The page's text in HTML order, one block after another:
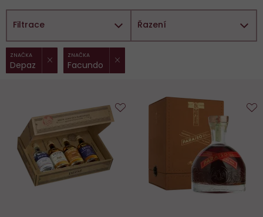
Filtrace
Vybrané
filtry:
ZNAČKA
Depaz
ZNAČKA
Facundo
Řazení